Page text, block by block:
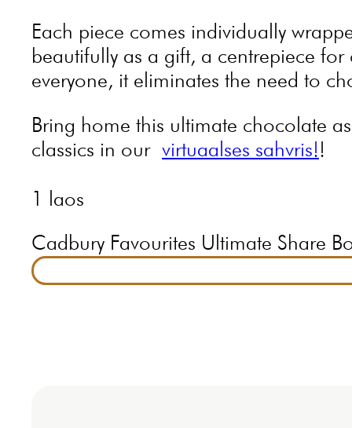
Each piece comes individually
beautifully as a gift, a centrepiece
everyone, it eliminates the need to
Bring home this ultimate chocolate
classics in our virtuaalses sahvris!!
1 laos
Cadbury Favourites Ultimate Share